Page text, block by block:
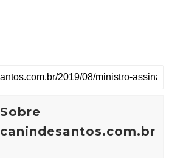
Sobre
canindesantos.com.br